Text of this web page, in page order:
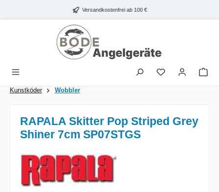
Zum Hauptinhalt springen Versandkostenfrei ab 100 €
Kunstköder Wobbler
RAPALA Skitter Pop Striped Grey
Shiner 7cm SP07STGS